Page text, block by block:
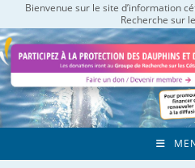
to
content
Bienvenue sur le site d’information
Recherche sur